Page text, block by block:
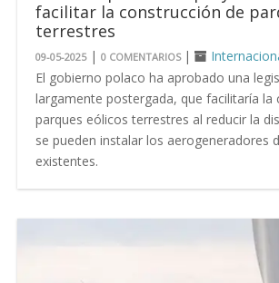
facilitar la construcción de
terrestres
09-05-2025|0 COMENTARIOS |
El gobierno polaco ha aprobado una
largamente postergada, que facilitaría la
parques eólicos terrestres al reducir la
se pueden instalar los aerogeneradores
existentes.